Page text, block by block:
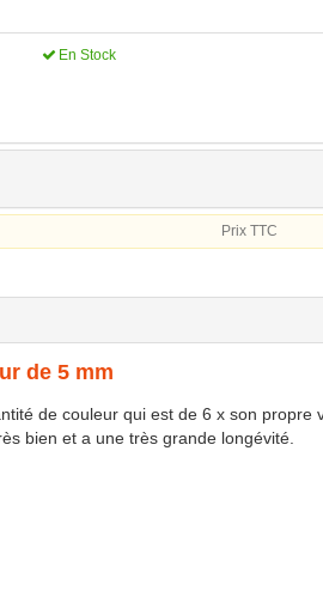
En Stock
Prix TTC
de 5 mm
de couleur qui est de 6 x son
bien et a une très grande longévité.